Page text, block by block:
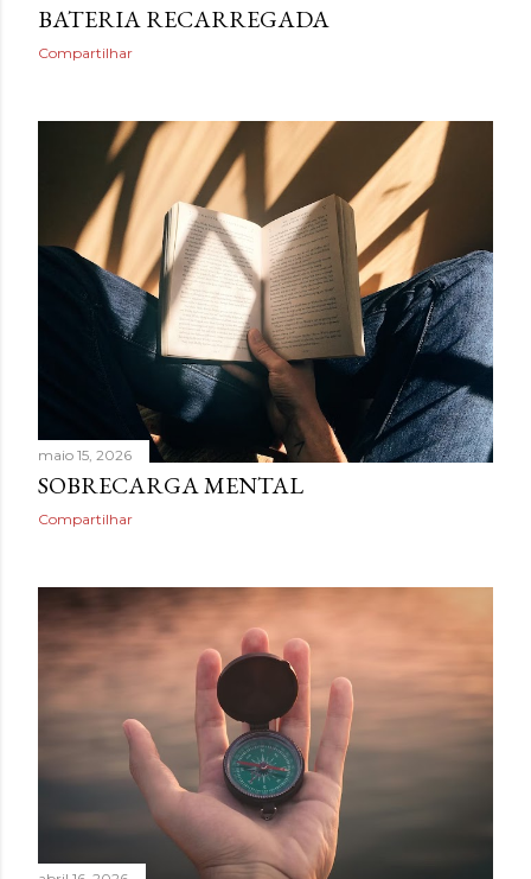
BATERIA RECARREGADA
Compartilhar
maio 15, 2026
SOBRECARGA MENTAL
Compartilhar